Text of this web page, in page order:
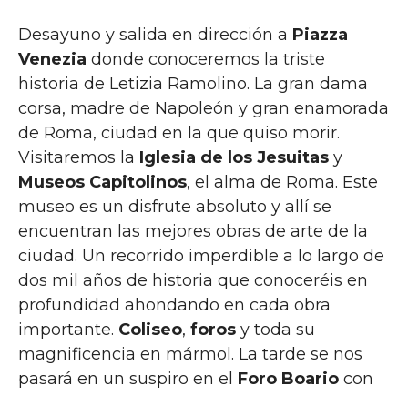
Desayuno y salida en dirección a Piazza
Venezia donde conoceremos la triste
historia de Letizia Ramolino. La gran dama
corsa, madre de Napoleón y gran enamorada
de Roma, ciudad en la que quiso morir.
Visitaremos la Iglesia de los Jesuitas y
Museos Capitolinos, el alma de Roma. Este
museo es un disfrute absoluto y allí se
encuentran las mejores obras de arte de la
ciudad. Un recorrido imperdible a lo largo de
dos mil años de historia que conoceréis en
profundidad ahondando en cada obra
importante. Coliseo, foros y toda su
magnificencia en mármol. La tarde se nos
pasará en un suspiro en el Foro Boario con